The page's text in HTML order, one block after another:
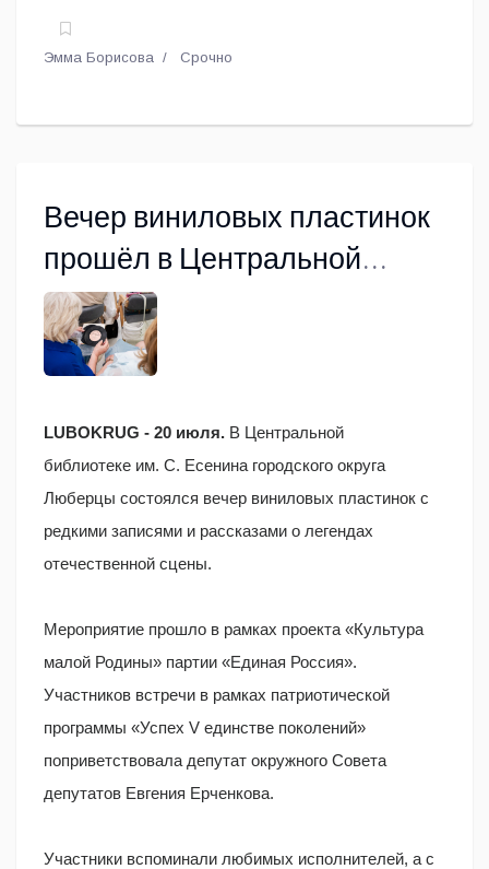
Эмма Борисова Срочно
Вечер виниловых пластинок
прошёл в Центральной
библиотеке Люберец
LUBOKRUG - 20 июля. В Центральной
библиотеке им. С. Есенина городского округа
Люберцы состоялся вечер виниловых пластинок с
редкими записями и рассказами о легендах
отечественной сцены.
Мероприятие прошло в рамках проекта «Культура
малой Родины» партии «Единая Россия».
Участников встречи в рамках патриотической
программы «Успех V единстве поколений»
поприветствовала депутат окружного Совета
депутатов Евгения Ерченкова.
Участники вспоминали любимых исполнителей, а с